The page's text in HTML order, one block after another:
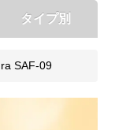
●
●
タイプ別
SAF-09